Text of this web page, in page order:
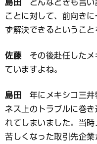
島田
どんなときも言い
ことに対して、前向き
ず解決できるということ
佐藤その後赴任したメ
ていますよね。
島田
年にメキシコ三井
ネス上のトラブルに巻
れてしまいました。当
苦しくなった取引先企